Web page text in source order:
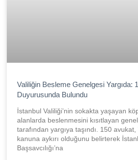
Valiliğin Besleme Genelgesi Yargıda:
Duyurusunda Bulundu
İstanbul Valiliği’nin sokakta yaşayan
alanlarda beslenmesini kısıtlayan
tarafından yargıya taşındı. 150 avukat,
kanuna aykırı olduğunu belirterek
Başsavcılığı’na